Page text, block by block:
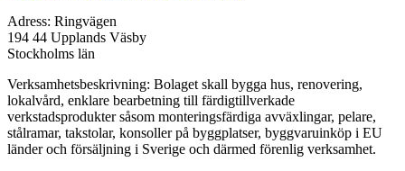
Adress: Ringvägen
194 44 Upplands Väsby
Stockholms län
Verksamhetsbeskrivning: Bolaget skall bygga hus, renovering,
lokalvård, enklare bearbetning till färdigtillverkade
verkstadsprodukter såsom monteringsfärdiga avväxlingar, pelare,
stålramar, takstolar, konsoller på byggplatser, byggvaruinköp i EU
länder och försäljning i Sverige och därmed förenlig verksamhet.